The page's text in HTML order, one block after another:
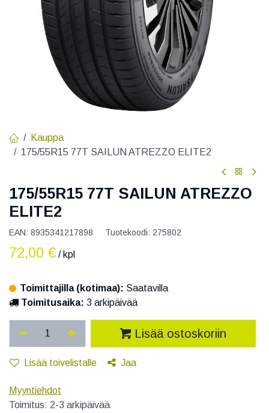
Kauppa
175/55R15 77T SAILUN ATREZZO ELITE2
175/55R15 77T SAILUN ATREZZO
ELITE2
EAN: 8935341217898 Tuotekoodi: 275802
72,00 € / kpl
Toimittajilla (kotimaa): Saatavilla
Toimitusaika: 3 arkipäivää
Lisää ostoskoriin
Lisää toivelistalle Jaa
Myyntiehdot
Toimitus: 2-3 arkipäivää